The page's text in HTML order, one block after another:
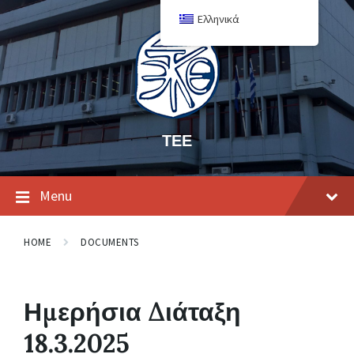
ΤΕΕ
Menu
HOME DOCUMENTS
Ημερήσια Διάταξη
18.3.2025
Ελληνικά